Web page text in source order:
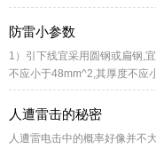
坡与平过渡地带；（6）不要
要靠近金属门窗，尤其是住户
产，应查看是否具有防雷验收
防雷小参数
1）引下线宜采用圆钢或扁钢,
不应小于48mm^2,其厚度不应
应小于12mmi采用扁钢时,其截
接地和垂直接地。3）建筑物
人遭雷击的秘密
人遭雷电击中的概率好像并不